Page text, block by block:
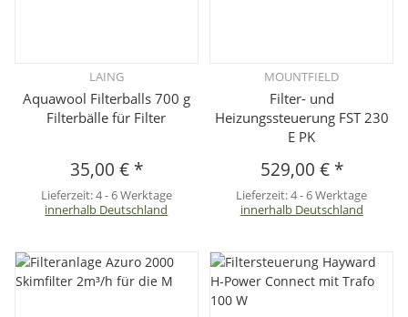
LAING
Aquawool Filterballs 700 g
Filterbälle für Filter
35,00 € *
Lieferzeit:4 - 6 Werktage
innerhalb Deutschland
MOUNTFIELD
Filter- und
Heizungssteuerung FST 230
E PK
529,00 € *
Lieferzeit:4 - 6 Werktage
innerhalb Deutschland